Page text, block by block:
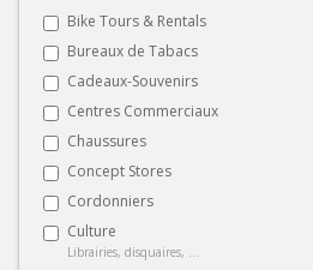
Bike Tours & Rentals
Bureaux de Tabacs
Cadeaux-Souvenirs
Centres Commerciaux
Chaussures
Concept Stores
Cordonniers
Culture
Librairies, disquaires, ...